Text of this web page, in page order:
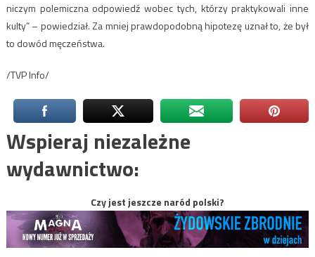
niczym polemiczna odpowiedź wobec tych, którzy praktykowali inne
kulty” – powiedział. Za mniej prawdopodobną hipotezę uznał to, że był
to dowód męczeństwa.
/TVP Info/
Wspieraj niezależne
wydawnictwo:
Czy jest jeszcze naród polski?